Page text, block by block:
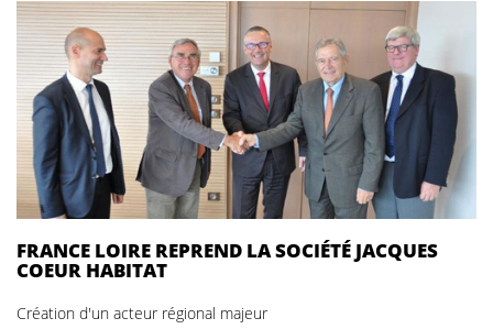
Laurent Lorrillard - Directeur général de France Loire, Denis
Bimbenet - Président de France Loire, Pascal Blanc - Maire de
Bourges, Michel Fristot - Président du Conseil
d'Administration de Jacques Coeur Habitat, Jean-Marc Pierret
- Directeur général de Jacques Coeur Habitat
FRANCE LOIRE REPREND LA SOCIÉTÉ JACQUES
COEUR HABITAT
Création d'un acteur régional majeur